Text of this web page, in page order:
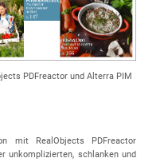
PDFreactor und Alterra PIM
mit RealObjects PDFreactor
unkomplizierten, schlanken und